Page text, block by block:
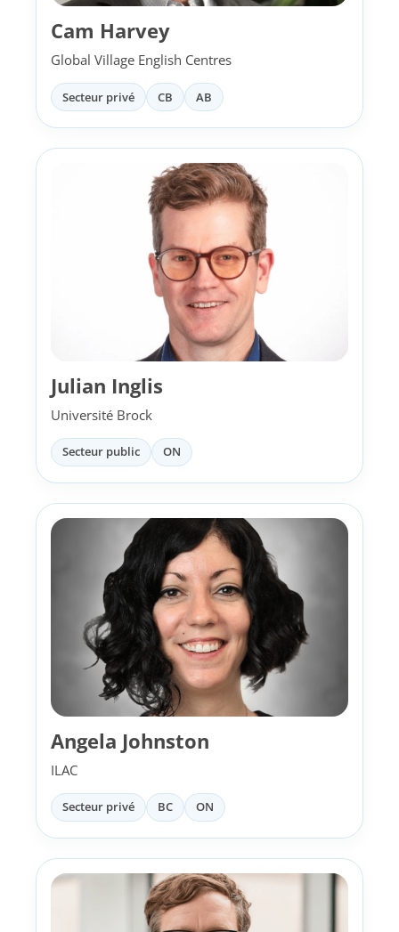
Cam Harvey
Global Village English Centres
Secteur privé CB AB
Julian Inglis
Université Brock
Secteur public ON
Angela Johnston
ILAC
Secteur privé BC ON